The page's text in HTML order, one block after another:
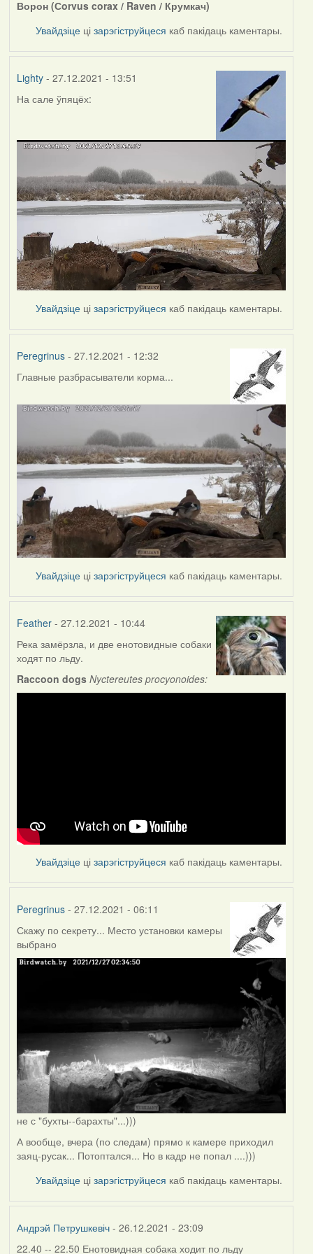
Ворон (Сorvus corax / Raven / Крумкач)
Увайдзіце цізарэгіструйцеся каб пакідаць каментары.
Lighty- 27.12.2021 - 13:51
На сале ўпяцёх:
Увайдзіце цізарэгіструйцеся каб пакідаць каментары.
Peregrinus- 27.12.2021 - 12:32
Главные разбрасыватели корма...
Увайдзіце цізарэгіструйцеся каб пакідаць каментары.
Feather- 27.12.2021 - 10:44
Река замёрзла, и две енотовидные собаки
ходят по льду.
Raccoon dogs Nyctereutes procyonoides:
Увайдзіце цізарэгіструйцеся каб пакідаць каментары.
Peregrinus- 27.12.2021 - 06:11
Скажу по секрету... Место установки камеры
выбрано
не с "бухты--барахты"...)))
А вообще, вчера (по следам) прямо к камере приходил
заяц-русак... Потоптался... Но в кадр не попал ....)))
Увайдзіце цізарэгіструйцеся каб пакідаць каментары.
Андрэй Петрушкевіч- 26.12.2021 - 23:09
22.40 -- 22.50 Енотовидная собака ходит по льду